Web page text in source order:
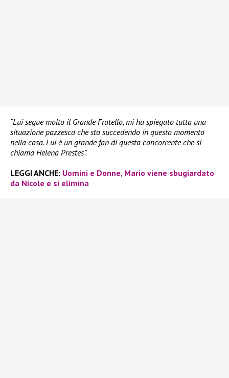
“Lui segue molto il Grande Fratello, mi ha spiegato tutta una
situazione pazzesca che sta succedendo in questo momento
nella casa. Lui è un grande fan di questa concorrente che si
chiama Helena Prestes”.
LEGGI ANCHE: Uomini e Donne, Mario viene sbugiardato
da Nicole e si elimina